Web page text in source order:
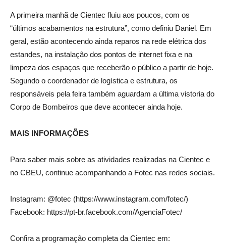
A primeira manhã de Cientec fluiu aos poucos, com os
“últimos acabamentos na estrutura”, como definiu Daniel. Em
geral, estão acontecendo ainda reparos na rede elétrica dos
estandes, na instalação dos pontos de internet fixa e na
limpeza dos espaços que receberão o público a partir de hoje.
Segundo o coordenador de logística e estrutura, os
responsáveis pela feira também aguardam a última vistoria do
Corpo de Bombeiros que deve acontecer ainda hoje.
MAIS INFORMAÇÕES
Para saber mais sobre as atividades realizadas na Cientec e
no CBEU, continue acompanhando a Fotec nas redes sociais.
Instagram: @fotec (https://www.instagram.com/fotec/)
Facebook: https://pt-br.facebook.com/AgenciaFotec/
Confira a programação completa da Cientec em: